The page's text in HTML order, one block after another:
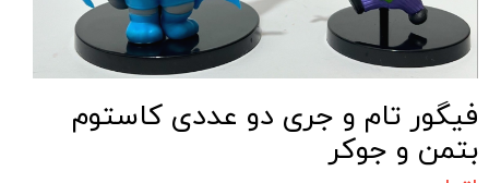
فیگور تام و جری دو عددی کاستوم
بتمن و جوکر